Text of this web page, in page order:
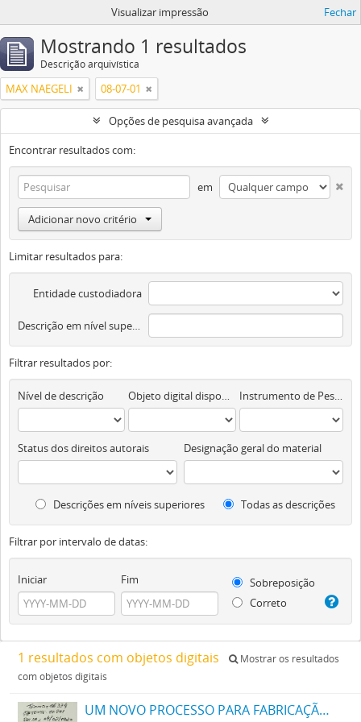
Visualizar impressão Fechar
Mostrando 1 resultados
Descrição arquivística
MAX NAEGELI 08-07-01
Opções de pesquisa avançada
Encontrar resultados com:
em
Adicionar novo critério
Limitar resultados para:
Entidade custodiadora
Descrição em nível superior
Filtrar resultados por:
Nível de descrição Objeto digital disponível Instrumento de Pesquisa
Status dos direitos autorais Designação geral do material
Descrições em níveis superiores Todas as descrições
Filtrar por intervalo de datas:
Iniciar Fim
Sobreposição
Correto
1 resultados com objetos digitais
Mostrar os resultados
com objetos digitais
UM NOVO PROCESSO PARA FABRICAÇÃO DE MATERIAS CORANTES PRETAS ESCARLATES E AZUIS DOS MATIZES MAIS CLAROS AOS MAIS ESCUROS PARA TINGIR ALGODÃO DIRECTAMENTE